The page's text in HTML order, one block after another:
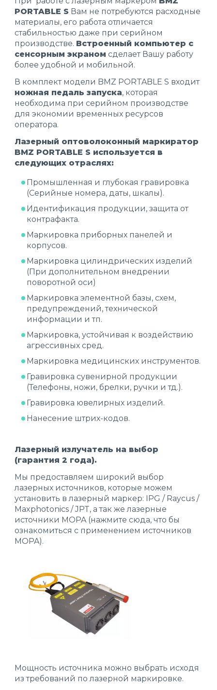
PORTABLE S Вам не потребуются расходные
материалы, его работа отличается
стабильностью даже при серийном
производстве. Встроенный компьютер с
сенсорным экраном сделает Вашу работу
более удобной и мобильной.
В комплект модели BMZ PORTABLE S входит
ножная педаль запуска, которая
необходима при серийном производстве
для экономии временных ресурсов
оператора.
Лазерный оптоволоконный маркиратор
BMZ PORTABLE S используется в
следующих отраслях:
Промышленная и глубокая гравировка
(Серийные номера, даты, шкалы).
Идентификация продукции, защита от
контрафакта.
Маркировка приборных панелей и
корпусов.
Маркировка цилиндрических изделий
(При дополнительном внедрении
поворотной оси)
Маркировка элементной базы, схем,
предупреждений, технической
информации и тп.
Маркировка, устойчивая к воздействию
агрессивных сред.
Маркировка медицинских инструментов.
Гравировка сувенирной продукции
(Телефоны, ножи, брелки, ручки и тд.).
Гравировка ювелирных изделий.
Нанесение штрих-кодов.
Лазерный излучатель на выбор
(гарантия 2 года).
Мы предоставляем широкий выбор
лазерных источников, которые можем
установить в лазерный маркер: IPG / Raycus /
Maxphotonics / JPT, а так же лазерные
источники MOPA (нажмите сюда, что бы
ознакомиться с применением источников
MOPA).
Мощность источника можно выбрать исходя
из требований по лазерной маркировке.